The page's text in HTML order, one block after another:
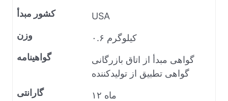
کشور مبدأ
USA
وزن
۰.۶ کیلوگرم
گواهینامه
گواهی مبدأ از اتاق بازرگانی
گواهی تطبیق از تولیدکننده
گارانتی
۱۲ ماه